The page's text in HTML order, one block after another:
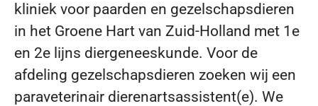
kliniek voor paarden en gezelschapsdieren
in het Groene Hart van Zuid-Holland met 1e
en 2e lijns diergeneeskunde. Voor de
afdeling gezelschapsdieren zoeken wij een
paraveterinair dierenartsassistent(e). We